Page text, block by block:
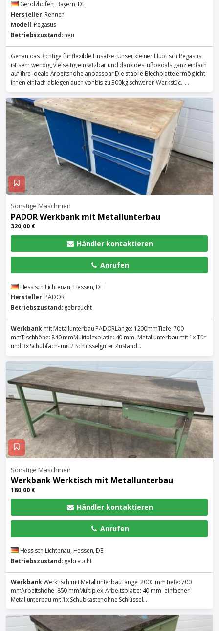
Gerolzhofen, Bayern, DE
Hersteller: Rehnen
Modell: Pegasus
Betriebszustand: neu
Genau das Richtige für flexible Einsätze. Unser kleiner Hubtisch Pegasus
ist sehr wendig, vielseitig einsetzbar und dank desFußpedals ganz einfach
auf ihre ideale Arbeitshöhe anpassbar.Die stabile Blechplatte ermöglicht
ihnen einfach ablegen auch vonbis zu 300kg schweren Werkstüc......
Sonstige Maschinen
PADORWerkbankmit Metallunterbau
320,00 €
Händler kontaktieren
Anrufen
Hessisch Lichtenau, Hessen, DE
Hersteller: PADOR
Betriebszustand: gebraucht
Werkbank mit Metallunterbau PADORLänge: 1200mmTiefe: 700
mmTischhöhe: 840 mmMultiplexplatte: 40 mm- Metallunterbau mit 1x Tür
und 3x Schubfach- mit 2 Schlüsselguter Zustand...
Sonstige Maschinen
WerkbankWerktisch mit Metallunterbau
180,00 €
Händler kontaktieren
Anrufen
Hessisch Lichtenau, Hessen, DE
Betriebszustand: gebraucht
WerkbankWerktisch mit MetallunterbauLänge: 2000 mmTiefe: 700
mmArbeitshöhe: 850 mmMultiplex-Arbeitsplatte: 40 mm- einfacher
Metallunterbau mit 1x Schubkastenohne Schlüssel...